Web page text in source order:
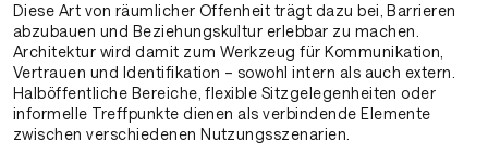
Diese Art von räumlicher Offenheit trägt dazu bei, Barrieren
abzubauen und Beziehungskultur erlebbar zu machen.
Architektur wird damit zum Werkzeug für Kommunikation,
Vertrauen und Identifikation – sowohl intern als auch extern.
Halböffentliche Bereiche, flexible Sitzgelegenheiten oder
informelle Treffpunkte dienen als verbindende Elemente
zwischen verschiedenen Nutzungsszenarien.